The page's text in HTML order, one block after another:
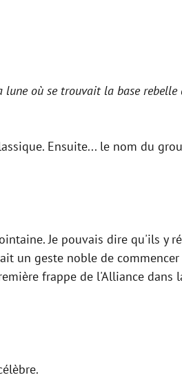
où se trouvait la base rebelle
Ensuite... le nom du
Je pouvais dire qu'ils y
un geste noble de
frappe de l'Alliance dans